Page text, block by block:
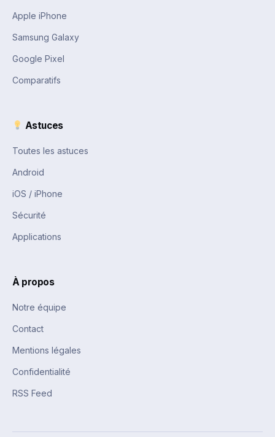
Apple iPhone
Samsung Galaxy
Google Pixel
Comparatifs
Astuces
Toutes les astuces
Android
iOS / iPhone
Sécurité
Applications
À propos
Notre équipe
Contact
Mentions légales
Confidentialité
RSS Feed